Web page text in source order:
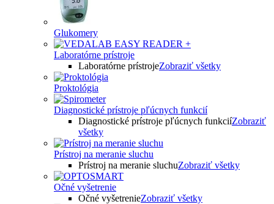
Glukomery
Laboratórne prístroje
Laboratórne prístrojeZobraziť všetky
Proktológia
Diagnostické prístroje pľúcnych funkcií
Diagnostické prístroje pľúcnych funkciíZobraziť
všetky
Prístroj na meranie sluchu
Prístroj na meranie sluchuZobraziť všetky
Očné vyšetrenie
Očné vyšetrenieZobraziť všetky